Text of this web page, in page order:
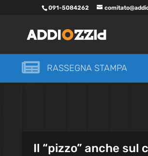
091-5084262
 RASSEGNA STAMPA
Il “pizzo” anche sul